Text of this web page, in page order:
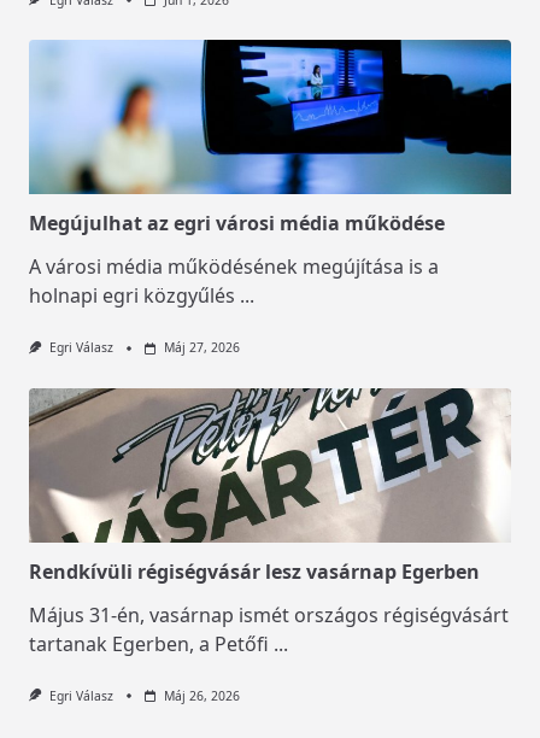
Megújulhat az egri városi média működése
A városi média működésének megújítása is a
holnapi egri közgyűlés ...
Egri Válasz Máj 27, 2026
Rendkívüli régiségvásár lesz vasárnap Egerben
Május 31-én, vasárnap ismét országos régiségvásárt
tartanak Egerben, a Petőfi ...
Egri Válasz Máj 26, 2026